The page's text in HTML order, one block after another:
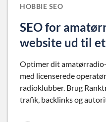
HOBBIE SEO
SEO for
website ud til
Optimer dit
med licenserede
radioklubber. Brug
trafik, backlinks og